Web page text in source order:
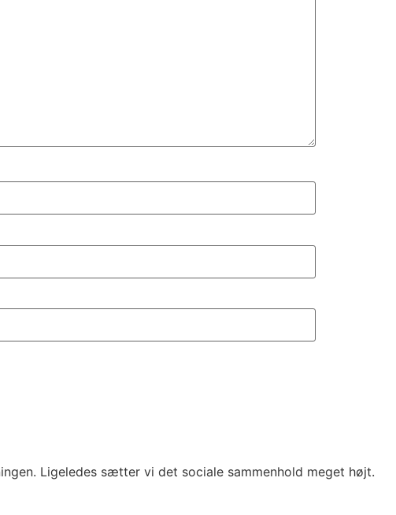
Ligeledes sætter vi det sociale sammenhold meget højt.